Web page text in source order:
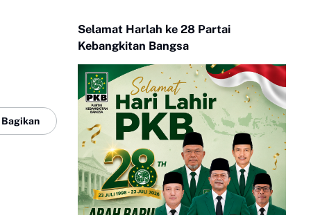
Bagikan
Selamat Harlah ke 28 Partai
Kebangkitan Bangsa